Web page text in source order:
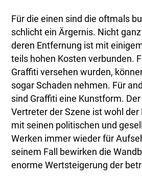
Für die einen sind die oftmals
schlicht ein Ärgernis. Nicht
deren Entfernung ist mit
teils hohen Kosten verbunden.
Graffiti versehen wurden,
sogar Schaden nehmen. Für
sind Graffiti eine Kunstform.
Vertreter der Szene ist wohl der
mit seinen politischen und
Werken immer wieder für
seinem Fall bewirken die
enorme Wertsteigerung der